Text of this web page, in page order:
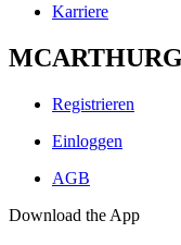
Karriere
Registrieren
Einloggen
AGB
Download the App